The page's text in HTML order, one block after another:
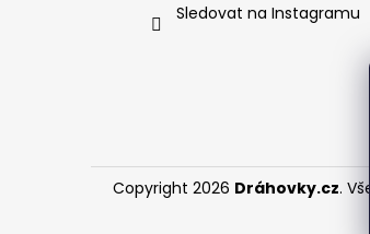
Sledovat na Instagramu
Copyright 2026 Dráhovky.cz.